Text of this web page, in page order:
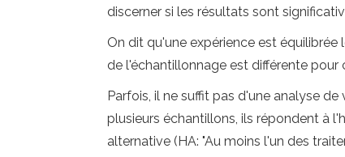
discerner si les résultats sont
On dit qu'une expérience est
de l'échantillonnage est différente pour
Parfois, il ne suffit pas d'une analyse
plusieurs échantillons, ils répondent à
alternative (HA: "Au moins l'un des